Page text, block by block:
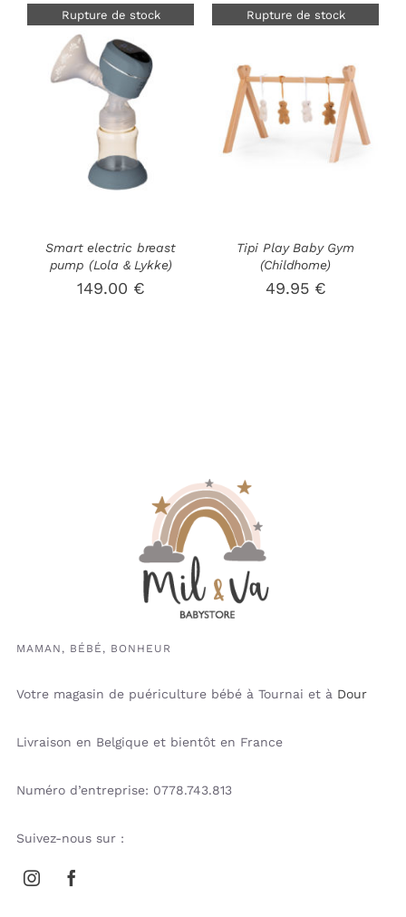
DU
DU
Rupture de stock
DÉTAILS
Smart electric breast
pump (Lola & Lykke)
149.00 €
Rupture de stock
DÉTAILS
Tipi Play Baby Gym
(Childhome)
49.95 €
MAMAN, BÉBÉ, BONHEUR
Votre magasin de puériculture bébé à Tournai et à Dour
Livraison en Belgique et bientôt en France
Numéro d’entreprise: 0778.743.813
Suivez-nous sur :